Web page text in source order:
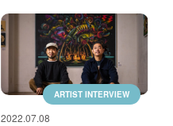
ARTIST INTERVIEW
2022.07.08